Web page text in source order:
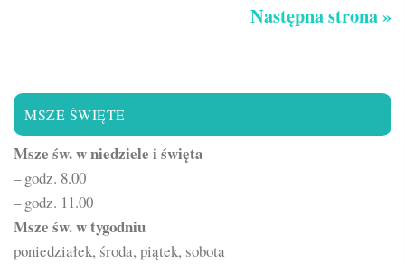
Następna strona »
MSZE ŚWIĘTE
Msze św. w niedziele i święta
– godz. 8.00
– godz. 11.00
Msze św. w tygodniu
poniedziałek, środa, piątek, sobota